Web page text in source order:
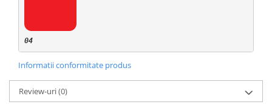
04
Informatii conformitate produs
Review-uri(0)